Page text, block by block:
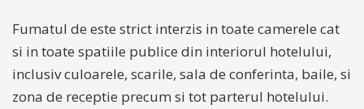
Fumatul de este strict interzis in toate camerele cat
si in toate spatiile publice din interiorul hotelului,
inclusiv culoarele, scarile, sala de conferinta, baile, si
zona de receptie precum si tot parterul hotelului.